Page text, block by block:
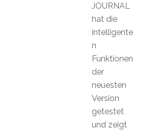
JOURNAL
hat die
intelligente
n
Funktionen
der
neuesten
Version
getestet
und zeigt